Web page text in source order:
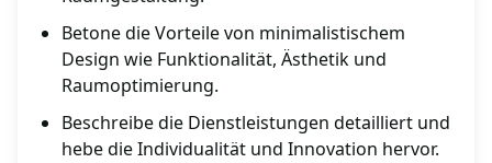
Betone die Vorteile von minimalistischem
Design wie Funktionalität, Ästhetik und
Raumoptimierung.
Beschreibe die Dienstleistungen detailliert und
hebe die Individualität und Innovation hervor.